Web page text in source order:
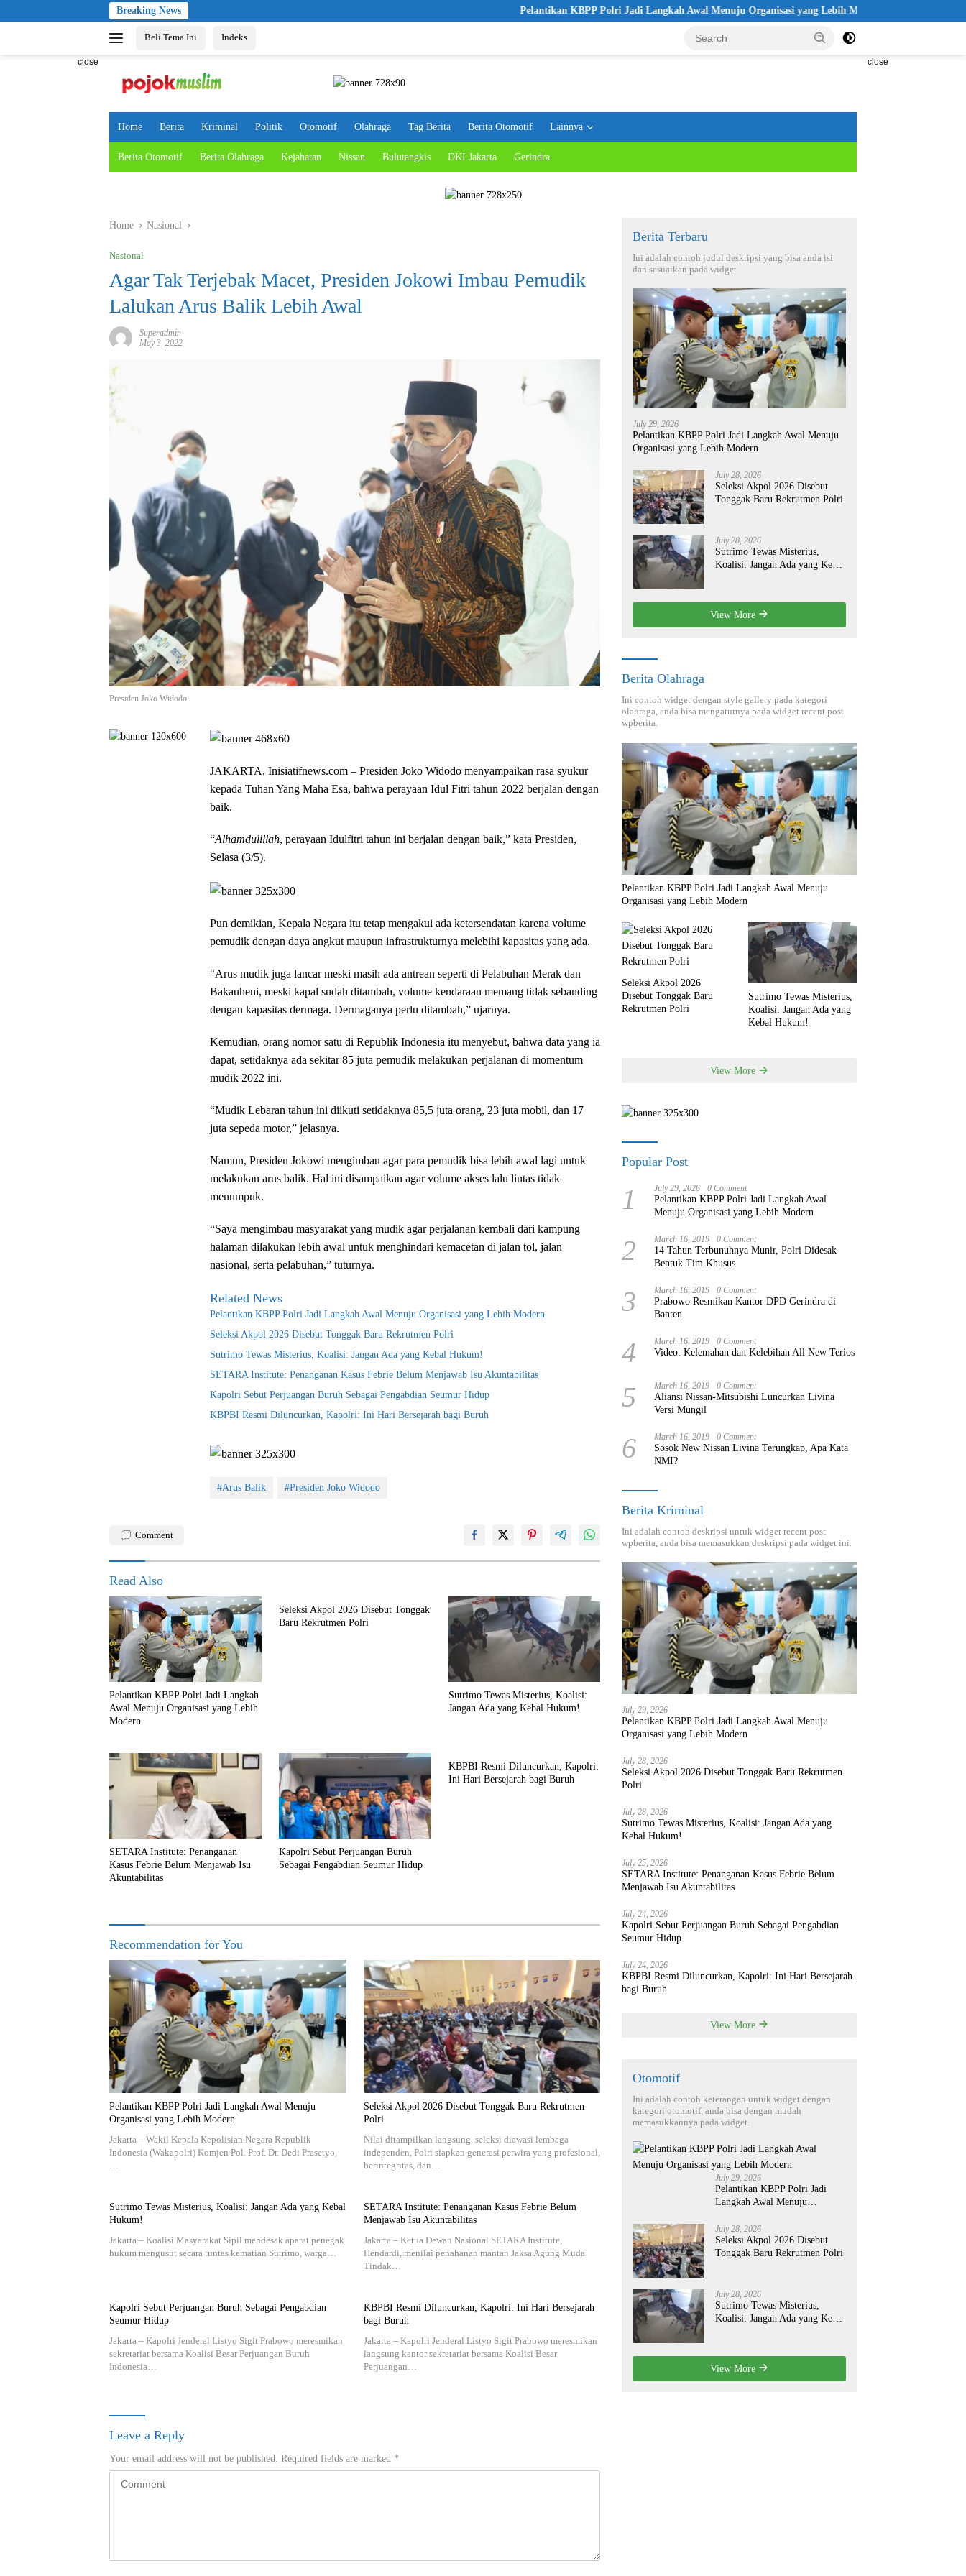
to
Breaking News Pelantikan KBPP Polri Jadi Langkah Awal Menuju Organisasi yang Lebih Modern
Beli Tema Ini Indeks
close close
Home Berita Kriminal Politik Otomotif Olahraga Tag Berita Berita Otomotif Lainnya
Berita Otomotif Berita Olahraga Kejahatan Nissan Bulutangkis DKI Jakarta Gerindra
Home Nasional
Nasional
Agar Tak Terjebak Macet, Presiden Jokowi Imbau Pemudik
Lalukan Arus Balik Lebih Awal
Superadmin
May 3, 2022
Presiden Joko Widodo.
JAKARTA, Inisiatifnews.com – Presiden Joko Widodo menyampaikan rasa syukur
kepada Tuhan Yang Maha Esa, bahwa perayaan Idul Fitri tahun 2022 berjalan dengan
baik.
“Alhamdulillah, perayaan Idulfitri tahun ini berjalan dengan baik,” kata Presiden,
Selasa (3/5).
Pun demikian, Kepala Negara itu tetap mengakui ada ketersendatan karena volume
pemudik dengan daya angkut maupun infrastrukturnya melebihi kapasitas yang ada.
“Arus mudik juga lancar meski masih ada antrean seperti di Pelabuhan Merak dan
Bakauheni, meski kapal sudah ditambah, volume kendaraan memang tidak sebanding
dengan kapasitas dermaga. Dermaganya perlu ditambah,” ujarnya.
Kemudian, orang nomor satu di Republik Indonesia itu menyebut, bahwa data yang ia
dapat, setidaknya ada sekitar 85 juta pemudik melakukan perjalanan di momentum
mudik 2022 ini.
“Mudik Lebaran tahun ini diikuti setidaknya 85,5 juta orang, 23 juta mobil, dan 17
juta sepeda motor,” jelasnya.
Namun, Presiden Jokowi mengimbau agar para pemudik bisa lebih awal lagi untuk
melakukan arus balik. Hal ini disampaikan agar volume akses lalu lintas tidak
menumpuk.
“Saya mengimbau masyarakat yang mudik agar perjalanan kembali dari kampung
halaman dilakukan lebih awal untuk menghindari kemacetan di jalan tol, jalan
nasional, serta pelabuhan,” tuturnya.
Related News
Pelantikan KBPP Polri Jadi Langkah Awal Menuju Organisasi yang Lebih Modern
Seleksi Akpol 2026 Disebut Tonggak Baru Rekrutmen Polri
Sutrimo Tewas Misterius, Koalisi: Jangan Ada yang Kebal Hukum!
SETARA Institute: Penanganan Kasus Febrie Belum Menjawab Isu Akuntabilitas
Kapolri Sebut Perjuangan Buruh Sebagai Pengabdian Seumur Hidup
KBPBI Resmi Diluncurkan, Kapolri: Ini Hari Bersejarah bagi Buruh
#Arus Balik #Presiden Joko Widodo
Comment
Read Also
Pelantikan KBPP Polri Jadi Langkah
Awal Menuju Organisasi yang Lebih
Modern
Seleksi Akpol 2026 Disebut Tonggak
Baru Rekrutmen Polri
Sutrimo Tewas Misterius, Koalisi:
Jangan Ada yang Kebal Hukum!
SETARA Institute: Penanganan
Kasus Febrie Belum Menjawab Isu
Akuntabilitas
Kapolri Sebut Perjuangan Buruh
Sebagai Pengabdian Seumur Hidup
KBPBI Resmi Diluncurkan, Kapolri:
Ini Hari Bersejarah bagi Buruh
Recommendation for You
Pelantikan KBPP Polri Jadi Langkah Awal Menuju
Organisasi yang Lebih Modern
Jakarta – Wakil Kepala Kepolisian Negara Republik
Indonesia (Wakapolri) Komjen Pol. Prof. Dr. Dedi Prasetyo,
…
Seleksi Akpol 2026 Disebut Tonggak Baru Rekrutmen
Polri
Nilai ditampilkan langsung, seleksi diawasi lembaga
independen, Polri siapkan generasi perwira yang profesional,
berintegritas, dan…
Sutrimo Tewas Misterius, Koalisi: Jangan Ada yang Kebal
Hukum!
Jakarta – Koalisi Masyarakat Sipil mendesak aparat penegak
hukum mengusut secara tuntas kematian Sutrimo, warga…
SETARA Institute: Penanganan Kasus Febrie Belum
Menjawab Isu Akuntabilitas
Jakarta – Ketua Dewan Nasional SETARA Institute,
Hendardi, menilai penahanan mantan Jaksa Agung Muda
Tindak…
Kapolri Sebut Perjuangan Buruh Sebagai Pengabdian
Seumur Hidup
Jakarta – Kapolri Jenderal Listyo Sigit Prabowo meresmikan
sekretariat bersama Koalisi Besar Perjuangan Buruh
Indonesia…
KBPBI Resmi Diluncurkan, Kapolri: Ini Hari Bersejarah
bagi Buruh
Jakarta – Kapolri Jenderal Listyo Sigit Prabowo meresmikan
langsung kantor sekretariat bersama Koalisi Besar
Perjuangan…
Leave a Reply
Your email address will not be published. Required fields are marked *
Berita Terbaru
Ini adalah contoh judul deskripsi yang bisa anda isi
dan sesuaikan pada widget
July 29, 2026
Pelantikan KBPP Polri Jadi Langkah Awal Menuju
Organisasi yang Lebih Modern
July 28, 2026
Seleksi Akpol 2026 Disebut
Tonggak Baru Rekrutmen Polri
July 28, 2026
Sutrimo Tewas Misterius,
Koalisi: Jangan Ada yang Kebal
View More
Berita Olahraga
Ini contoh widget dengan style gallery pada kategori
olahraga, anda bisa mengaturnya pada widget recent post
wpberita.
Pelantikan KBPP Polri Jadi Langkah Awal Menuju
Organisasi yang Lebih Modern
Seleksi Akpol 2026
Disebut Tonggak Baru
Rekrutmen Polri
Sutrimo Tewas Misterius,
Koalisi: Jangan Ada yang
Kebal Hukum!
View More
Popular Post
1 July 29, 2026 0 Comment
Pelantikan KBPP Polri Jadi Langkah Awal
Menuju Organisasi yang Lebih Modern
2 March 16, 2019 0 Comment
14 Tahun Terbunuhnya Munir, Polri Didesak
Bentuk Tim Khusus
3 March 16, 2019 0 Comment
Prabowo Resmikan Kantor DPD Gerindra di
Banten
4 March 16, 2019 0 Comment
Video: Kelemahan dan Kelebihan All New Terios
5 March 16, 2019 0 Comment
Aliansi Nissan-Mitsubishi Luncurkan Livina
Versi Mungil
6 March 16, 2019 0 Comment
Sosok New Nissan Livina Terungkap, Apa Kata
NMI?
Berita Kriminal
Ini adalah contoh deskripsi untuk widget recent post
wpberita, anda bisa memasukkan deskripsi pada widget ini.
July 29, 2026
Pelantikan KBPP Polri Jadi Langkah Awal Menuju
Organisasi yang Lebih Modern
July 28, 2026
Seleksi Akpol 2026 Disebut Tonggak Baru Rekrutmen
Polri
July 28, 2026
Sutrimo Tewas Misterius, Koalisi: Jangan Ada yang
Kebal Hukum!
July 25, 2026
SETARA Institute: Penanganan Kasus Febrie Belum
Menjawab Isu Akuntabilitas
July 24, 2026
Kapolri Sebut Perjuangan Buruh Sebagai Pengabdian
Seumur Hidup
July 24, 2026
KBPBI Resmi Diluncurkan, Kapolri: Ini Hari Bersejarah
bagi Buruh
View More
Otomotif
Ini adalah contoh keterangan untuk widget dengan
kategori otomotif, anda bisa dengan mudah
memasukkannya pada widget.
July 29, 2026
Pelantikan KBPP Polri Jadi
Langkah Awal Menuju
July 28, 2026
Seleksi Akpol 2026 Disebut
Tonggak Baru Rekrutmen Polri
July 28, 2026
Sutrimo Tewas Misterius,
Koalisi: Jangan Ada yang Kebal
View More